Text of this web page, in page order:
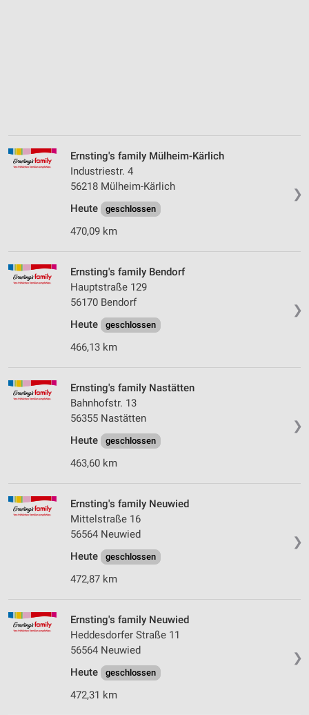
❯
Ernsting's family Mülheim-Kärlich
Industriestr. 4
56218 Mülheim-Kärlich
Heute
geschlossen
470,09 km
❯
Ernsting's family Bendorf
Hauptstraße 129
56170 Bendorf
Heute
geschlossen
466,13 km
❯
Ernsting's family Nastätten
Bahnhofstr. 13
56355 Nastätten
Heute
geschlossen
463,60 km
❯
Ernsting's family Neuwied
Mittelstraße 16
56564 Neuwied
Heute
geschlossen
472,87 km
❯
Ernsting's family Neuwied
Heddesdorfer Straße 11
56564 Neuwied
Heute
geschlossen
472,31 km